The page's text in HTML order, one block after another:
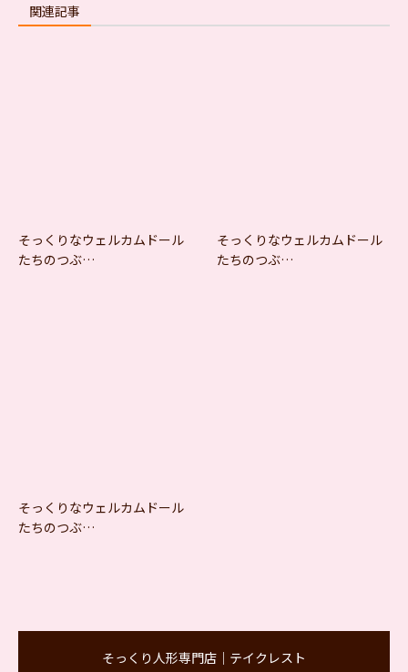
関連記事
そっくりなウェルカムドール
たちのつぶ…
そっくりなウェルカムドール
たちのつぶ…
そっくりなウェルカムドール
たちのつぶ…
そっくり人形専門店｜テイクレスト